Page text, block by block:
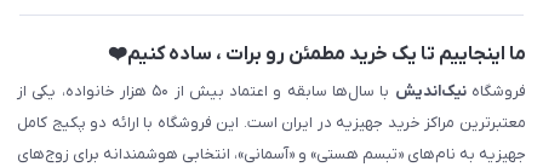
ما اینجاییم تا یک خرید مطمئن رو برات ، ساده کنیم❤️
فروشگاهنیک‌اندیش
با سال‌ها سابقه و اعتماد بیش از ۵۰ هزار خانواده، یکی از
معتبرترین مراکز خرید جهیزیه در ایران است. این فروشگاه با ارائه دو پکیج کامل
جهیزیه به نام‌های «تبسم هستی» و «آسمانی»، انتخابی هوشمندانه برای زوج‌های